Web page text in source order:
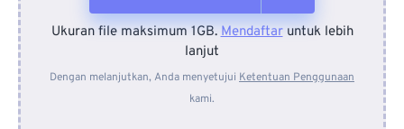
Dari Perangkat
Dari Dropbox
Ukuran file maksimum 1GB.Mendaftaruntuk lebih
lanjut
Dengan melanjutkan, Anda menyetujui Ketentuan Penggunaan
kami.